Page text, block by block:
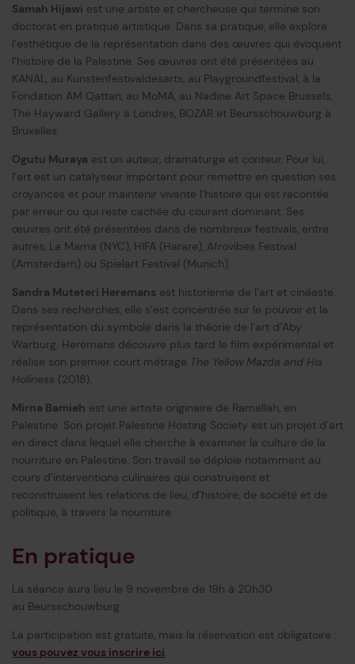
Samah Hijawi est une artiste et chercheuse qui termine son
doctorat en pratique artistique. Dans sa pratique, elle explore
l’esthétique de la représentation dans des œuvres qui évoquent
l’histoire de la Palestine. Ses œuvres ont été présentées au
KANAL, au Kunstenfestivaldesarts, au Playgroundfestival, à la
Fondation AM Qattan, au MoMA, au Nadine Art Space Brussels,
The Hayward Gallery à Londres, BOZAR et Beursschouwburg à
Bruxelles.
Ogutu Muraya est un auteur, dramaturge et conteur. Pour lui,
l’art est un catalyseur important pour remettre en question ses
croyances et pour maintenir vivante l’histoire qui est racontée
par erreur ou qui reste cachée du courant dominant. Ses
œuvres ont été présentées dans de nombreux festivals, entre
autres, La Mama (NYC), HIFA (Harare), Afrovibes Festival
(Amsterdam) ou Spielart Festival (Munich).
Sandra Muteteri Heremans est historienne de l’art et cinéaste.
Dans ses recherches, elle s’est concentrée sur le pouvoir et la
représentation du symbole dans la théorie de l’art d’Aby
Warburg. Heremans découvre plus tard le film expérimental et
réalise son premier court métrage The Yellow Mazda and His
Holiness (2018).
Mirna Bamieh est une artiste originaire de Ramallah, en
Palestine. Son projet Palestine Hosting Society est un projet d’art
en direct dans lequel elle cherche à examiner la culture de la
nourriture en Palestine. Son travail se déploie notamment au
cours d’interventions culinaires qui construisent et
reconstruisent les relations de lieu, d’histoire, de société et de
politique, à travers la nourriture.
En pratique
La séance aura lieu le 9 novembre de 19h à 20h30
au Beursschouwburg.
La participation est gratuite, mais la réservation est obligatoire :
vous pouvez vous inscrire ici